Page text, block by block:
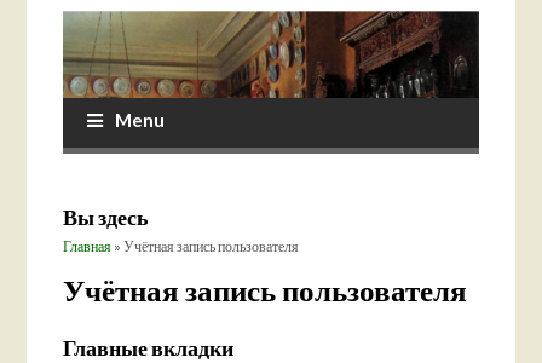
Menu
Вы здесь
Главная » Учётная запись пользователя
Учётная запись пользователя
Главные вкладки